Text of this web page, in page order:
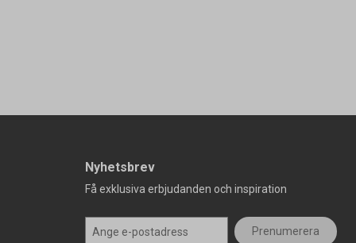
Nyhetsbrev
Få exklusiva erbjudanden och inspiration
Prenumerera